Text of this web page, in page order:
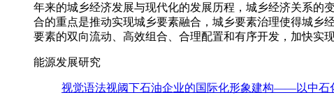
年来的城乡经济发展与现代化的发展历程，城乡经济关系的
合的重点是推动实现城乡要素融合，城乡要素治理使得城乡
要素的双向流动、高效组合、合理配置和有序开发，加快实
能源发展研究
视觉语法视阈下石油企业的国际化形象建构——以中石